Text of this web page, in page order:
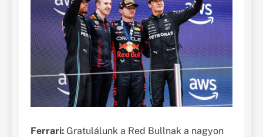
Ferrari: Gratulálunk a Red Bullnak a nagyon